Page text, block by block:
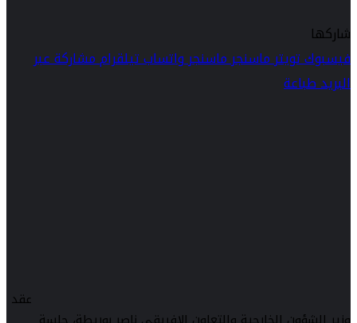
شاركها
فيسبوكتويترماسنجرماسنجرواتسابتيلقراممشاركة عبر
البريدطباعة
عقد